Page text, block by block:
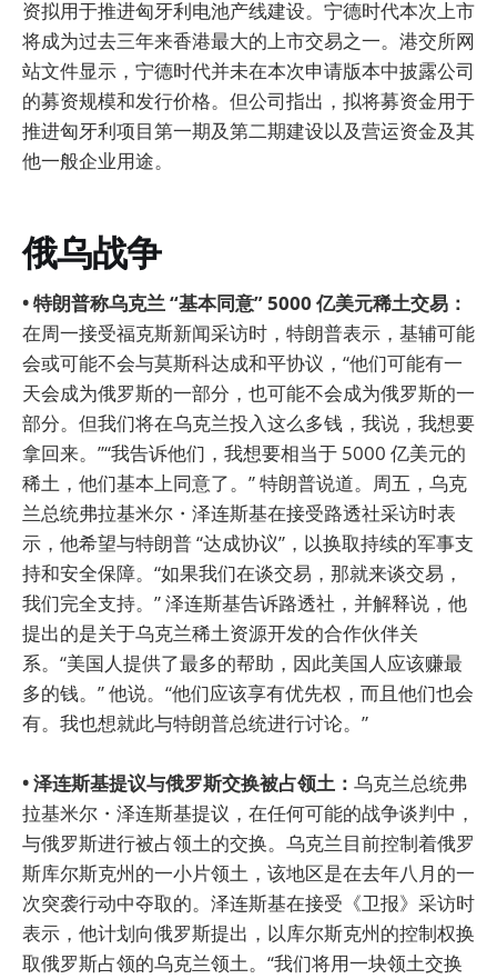
资拟用于推进匈牙利电池产线建设。宁德时代本次上市
将成为过去三年来香港最大的上市交易之一。港交所网
站文件显示，宁德时代并未在本次申请版本中披露公司
的募资规模和发行价格。但公司指出，拟将募资金用于
推进匈牙利项目第一期及第二期建设以及营运资金及其
他一般企业用途。
俄乌战争
• 特朗普称乌克兰 “基本同意” 5000 亿美元稀土交易：
在周一接受福克斯新闻采访时，特朗普表示，基辅可能
会或可能不会与莫斯科达成和平协议，“他们可能有一
天会成为俄罗斯的一部分，也可能不会成为俄罗斯的一
部分。但我们将在乌克兰投入这么多钱，我说，我想要
拿回来。”“我告诉他们，我想要相当于 5000 亿美元的
稀土，他们基本上同意了。” 特朗普说道。周五，乌克
兰总统弗拉基米尔・泽连斯基在接受路透社采访时表
示，他希望与特朗普 “达成协议”，以换取持续的军事支
持和安全保障。“如果我们在谈交易，那就来谈交易，
我们完全支持。” 泽连斯基告诉路透社，并解释说，他
提出的是关于乌克兰稀土资源开发的合作伙伴关
系。“美国人提供了最多的帮助，因此美国人应该赚最
多的钱。” 他说。“他们应该享有优先权，而且他们也会
有。我也想就此与特朗普总统进行讨论。”
• 泽连斯基提议与俄罗斯交换被占领土： 乌克兰总统弗
拉基米尔・泽连斯基提议，在任何可能的战争谈判中，
与俄罗斯进行被占领土的交换。乌克兰目前控制着俄罗
斯库尔斯克州的一小片领土，该地区是在去年八月的一
次突袭行动中夺取的。泽连斯基在接受《卫报》采访时
表示，他计划向俄罗斯提出，以库尔斯克州的控制权换
取俄罗斯占领的乌克兰领土。“我们将用一块领土交换